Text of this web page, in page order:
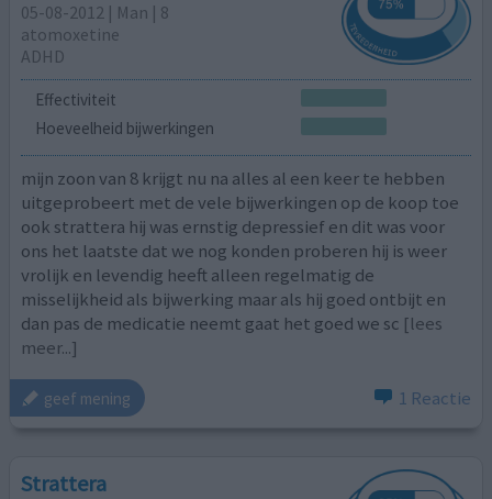
05-08-2012 | Man | 8
atomoxetine
ADHD
Effectiviteit
Hoeveelheid bijwerkingen
mijn zoon van 8 krijgt nu na alles al een keer te hebben
uitgeprobeert met de vele bijwerkingen op de koop toe
ook strattera hij was ernstig depressief en dit was voor
ons het laatste dat we nog konden proberen hij is weer
vrolijk en levendig heeft alleen regelmatig de
misselijkheid als bijwerking maar als hij goed ontbijt en
dan pas de medicatie neemt gaat het goed we sc [lees
meer...]
geef mening 1 Reactie
Strattera